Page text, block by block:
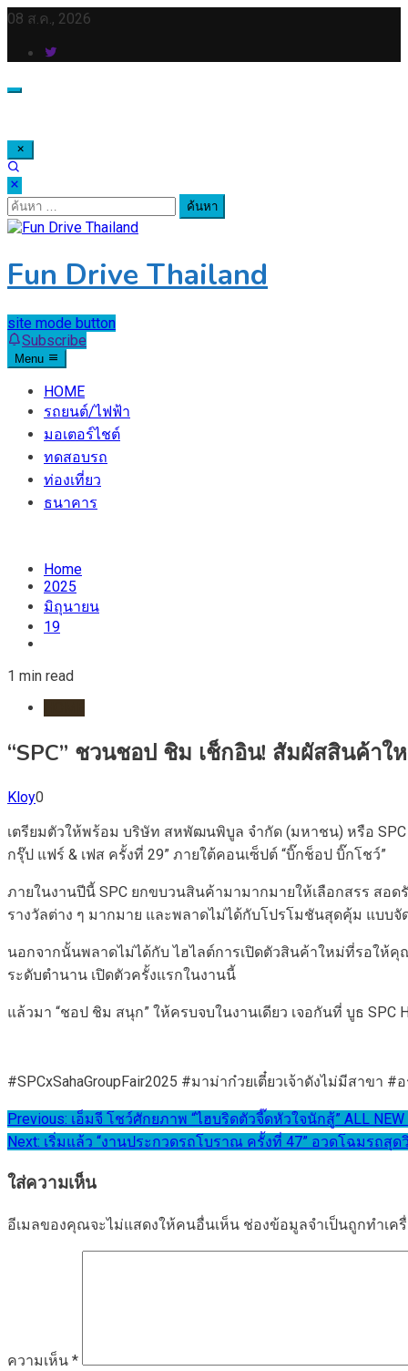
Skip
content
08 ส.ค., 2026
ค้นหา
สำหรับ:
Fun Drive Thailand
site mode button
Subscribe
Menu
HOME
รถยนต์/ไฟฟ้า
มอเตอร์ไชต์
ทดสอบรถ
ท่องเที่ยว
ธนาคาร
Home
2025
มิถุนายน
19
1 min read
“SPC” ชวนชอป ชิม เช็กอิน! สัมผัสสินค้า
Kloy0
เตรียมตัวให้พร้อม บริษัท สหพัฒนพิบูล จำกัด (มหาชน) หรือ
กรุ๊ป แฟร์ & เฟส ครั้งที่ 29” ภายใต้คอนเซ็ปต์ “บิ๊กช็อป บิ๊กโชว์”
ภายในงานปีนี้ SPC ยกขบวนสินค้ามามากมายให้เลือกสรร สอ
รางวัลต่าง ๆ มากมาย และพลาดไม่ได้กับโปรโมชันสุดคุ้ม แบบจั
นอกจากนั้นพลาดไม่ได้กับ ไฮไลต์การเปิดตัวสินค้าใหม่ที่รอให้คุ
ระดับตำนาน เปิดตัวครั้งแรกในงานนี้
แล้วมา “ชอป ชิม สนุก” ให้ครบจบในงานเดียว เจอกันที่ บูธ SPC
#SPCxSahaGroupFair2025 #มาม่าก๋วยเตี๋ยวเจ้าดังไม่มีสาขา
แนะแนว
เรื่อง
Previous: เอ็มจี โชว์ศักยภาพ “ไฮบริดตัวจี๊ดหัวใจนักสู้” ALL NEW
Next: เริ่มแล้ว “งานประกวดรถโบราณ ครั้งที่ 47” อวดโฉมรถสุด
ใส่ความเห็น
อีเมลของคุณจะไม่แสดงให้คนอื่นเห็น ช่องข้อมูลจำเป็นถูกทำเค
ความเห็น *